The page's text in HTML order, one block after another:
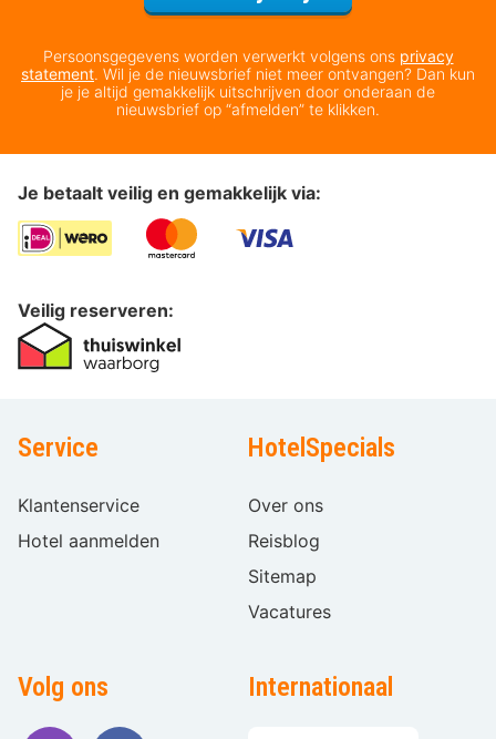
Persoonsgegevens worden verwerkt volgens ons privacy
statement. Wil je de nieuwsbrief niet meer ontvangen? Dan kun
je je altijd gemakkelijk uitschrijven door onderaan de
nieuwsbrief op “afmelden” te klikken.
Je betaalt veilig en gemakkelijk via:
Veilig reserveren:
Service
Klantenservice
Hotel aanmelden
HotelSpecials
Over ons
Reisblog
Sitemap
Vacatures
Volg ons Internationaal